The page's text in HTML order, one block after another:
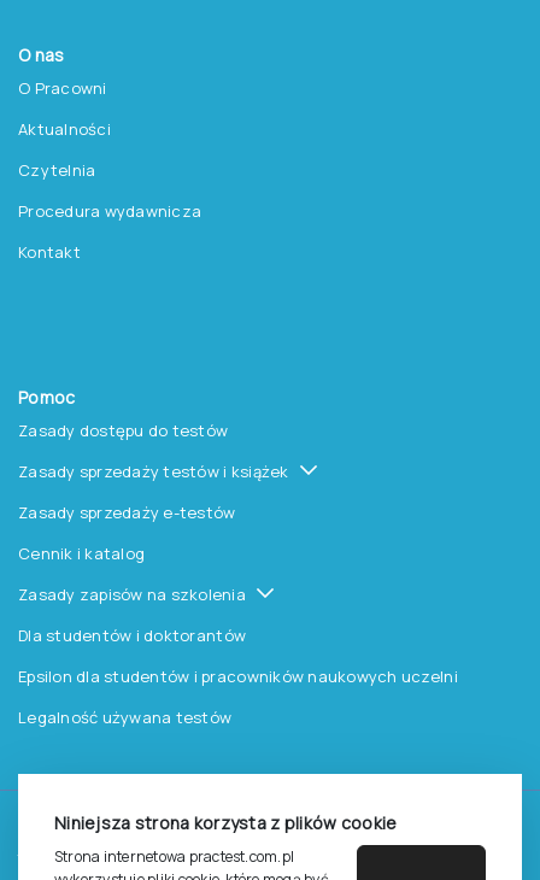
Niniejsza strona korzysta z plików cookie
Strona internetowa practest.com.pl
O nas
O Pracowni
Aktualności
Czytelnia
Procedura wydawnicza
Kontakt
Pomoc
Zasady dostępu do testów
Zasady sprzedaży testów i książek
Zasady sprzedaży e-testów
Cennik i katalog
Zasady zapisów na szkolenia
Dla studentów i doktorantów
Epsilon dla studentów i pracowników naukowych uczelni
Legalność używana testów
Pracownia Testów Psychologicznych Polskiego
Towarzystwa Psychologicznego sp. z o.o.